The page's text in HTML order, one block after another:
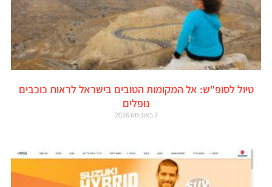
טיול לסופ"ש: אל המקומות הטובים בישראל לראות כוכבים
נופלים
7 באוגוסט 2026